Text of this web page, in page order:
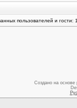
пользователей и гости:
Создано на основе